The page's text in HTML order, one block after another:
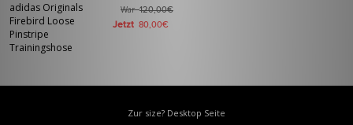
adidas Originals
Firebird Loose
Pinstripe
Trainingshose
War120,00€
Jetzt 80,00€
Zur size? Desktop Seite